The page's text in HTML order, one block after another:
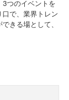
つのイベントを
で、業界トレン
きる場として、